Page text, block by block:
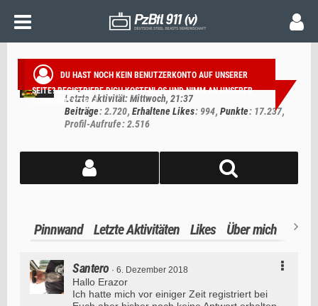
DU HAST NOCH KEIN BENUTZERKONTO AUF UNSERER
SEITE?REGISTRIERE DICH KOSTENLOSUND NIMM AN UNSERER
COMMUNITY TEIL!
ERAZOR(911)
Mitglied seit 20. Dezember 2007
Letzte Aktivität:Mittwoch, 21:37
Beiträge 2.720 Erhaltene Likes 994 Punkte 17.237
Profil-Aufrufe 2.516
Pinnwand Letzte Aktivitäten Likes Über mich
Santero 6. Dezember 2018
Hallo Erazor
Ich hatte mich vor einiger Zeit registriert bei